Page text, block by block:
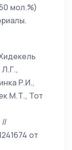
мол.%)
Р.И.,
М.Т., Тот
//
от